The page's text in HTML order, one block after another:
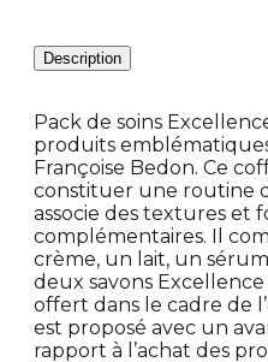
Description
Pack de soins
produits
Françoise Bedon. Ce
constituer une routine
associe des textures et
complémentaires. Il
crème, un lait, un
deux savons
offert dans le cadre de
est proposé avec un
rapport à l’achat des